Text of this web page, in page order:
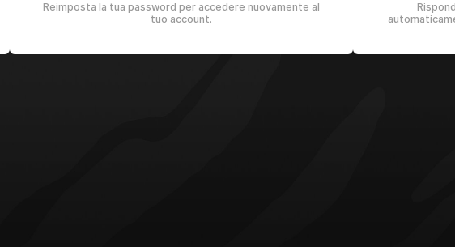
Reimposta la tua password per accedere nuovamente al
tuo account.